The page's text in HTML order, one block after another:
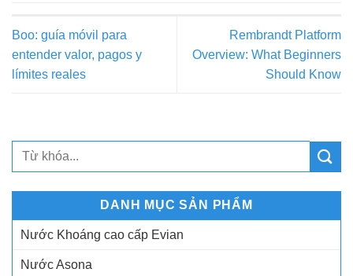
DANH MỤC SẢN PHẨM
Nước Khoáng cao cấp Evian
Nước Asona
Boo: guía móvil para
entender valor, pagos y
límites reales
Rembrandt Platform
Overview: What Beginners
Should Know